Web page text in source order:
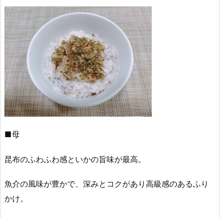
■母
昆布のふわふわ感といかの旨味が最高。
魚介の風味が豊かで、深みとコクがあり高級感のあるふり
かけ。